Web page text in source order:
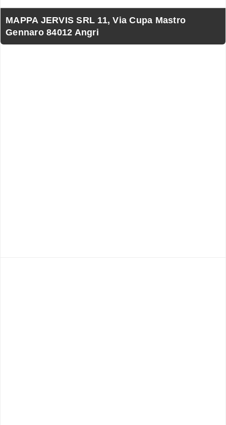
MAPPA JERVIS SRL 11, Via Cupa Mastro
Gennaro 84012 Angri